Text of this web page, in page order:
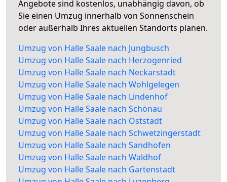
Angebote sind kostenlos, unabhängig davon, ob
Sie einen Umzug innerhalb von Sonnenschein
oder außerhalb Ihres aktuellen Standorts planen.
Umzug von Halle Saale nach Jungbusch
Umzug von Halle Saale nach Herzogenried
Umzug von Halle Saale nach Neckarstadt
Umzug von Halle Saale nach Wohlgelegen
Umzug von Halle Saale nach Lindenhof
Umzug von Halle Saale nach Schönau
Umzug von Halle Saale nach Oststadt
Umzug von Halle Saale nach Schwetzingerstadt
Umzug von Halle Saale nach Sandhofen
Umzug von Halle Saale nach Waldhof
Umzug von Halle Saale nach Gartenstadt